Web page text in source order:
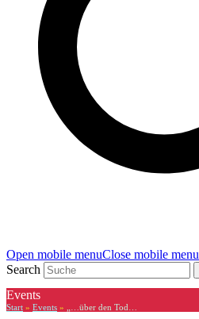
Open mobile menuClose mobile menu
Search
Events
Start » Events » „…über den Tod…